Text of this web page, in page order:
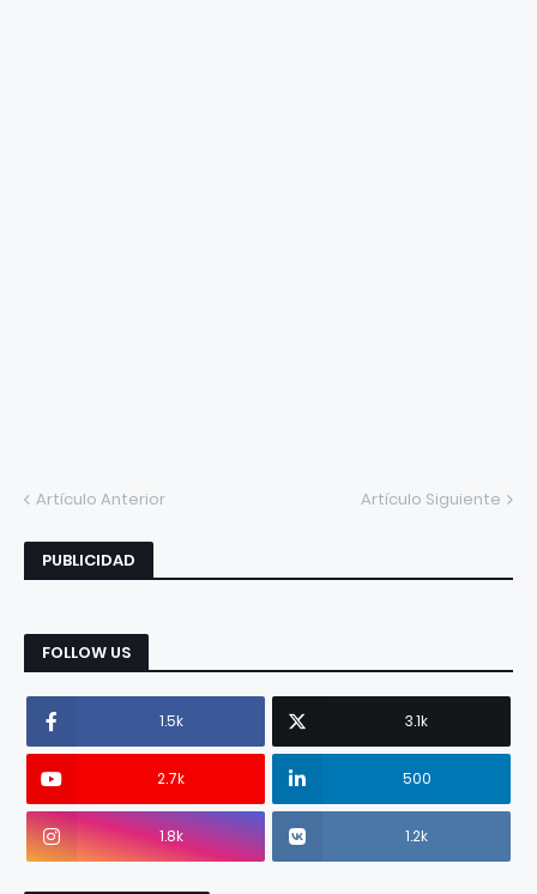
Artículo Anterior Artículo Siguiente
PUBLICIDAD
FOLLOW US
1.5k 3.1k
2.7k 500
1.8k 1.2k